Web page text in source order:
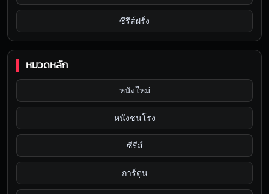
ซีรีส์ฝรั่ง
หมวดหลัก
หนังใหม่
หนังชนโรง
ซีรีส์
การ์ตูน